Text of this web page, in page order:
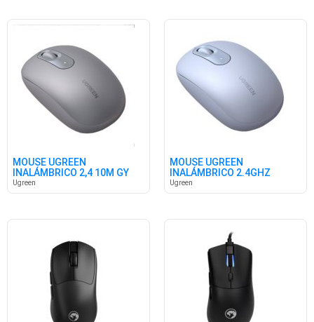
MOUSE UGREEN
INALÁMBRICO 2,4 10M GY
Ugreen
MOUSE UGREEN
INALÁMBRICO 2.4GHZ
Ugreen